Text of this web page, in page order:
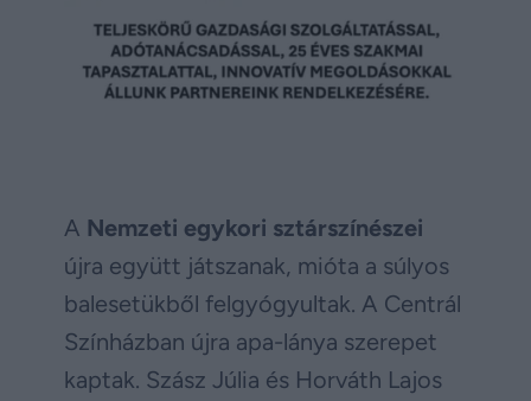
A Nemzeti egykori sztárszínészei
újra együtt játszanak, mióta a súlyos
balesetükből felgyógyultak. A Centrál
Színházban újra apa-lánya szerepet
kaptak. Szász Júlia és Horváth Lajos